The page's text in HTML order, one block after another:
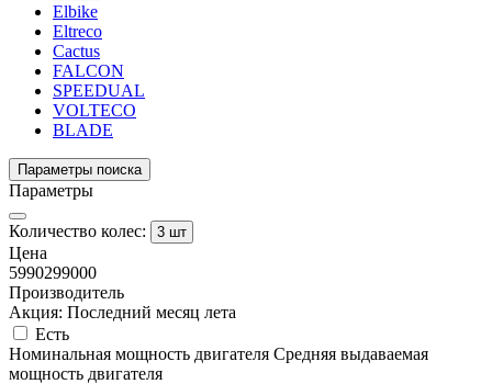
Elbike
Eltreco
Cactus
FALCON
SPEEDUAL
VOLTECO
BLADE
Параметры поиска
Параметры
Количество колес: 3 шт
Цена
5990299000
Производитель
Акция: Последний месяц лета
Есть
Номинальная мощность двигателя Средняя выдаваемая
мощность двигателя